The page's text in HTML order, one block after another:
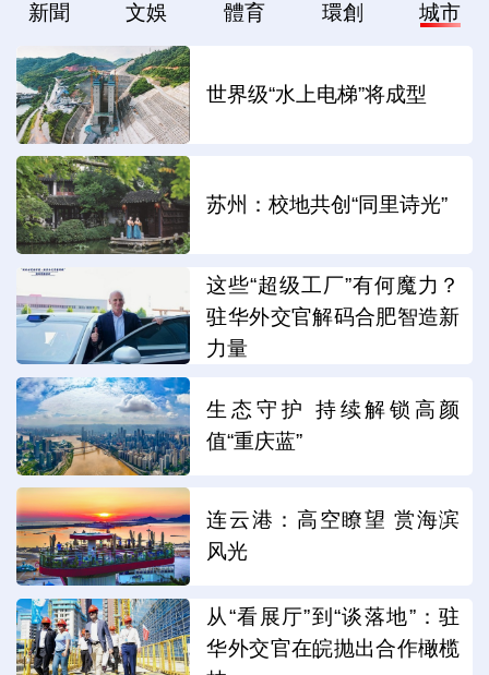
新聞 文娛 體育 環創 城市
世界级“水上电梯”将成型
苏州：校地共创“同里诗光”
这些“超级工厂”有何魔力？
驻华外交官解码合肥智造新
力量
生态守护 持续解锁高颜
值“重庆蓝”
连云港：高空瞭望 赏海滨
风光
从“看展厅”到“谈落地”：驻
华外交官在皖抛出合作橄榄